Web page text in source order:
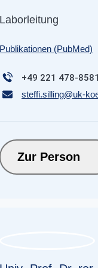
Laborleitung
Publikationen (PubMed)
+49 221 478-
steffi.silling@uk-
Zur Person